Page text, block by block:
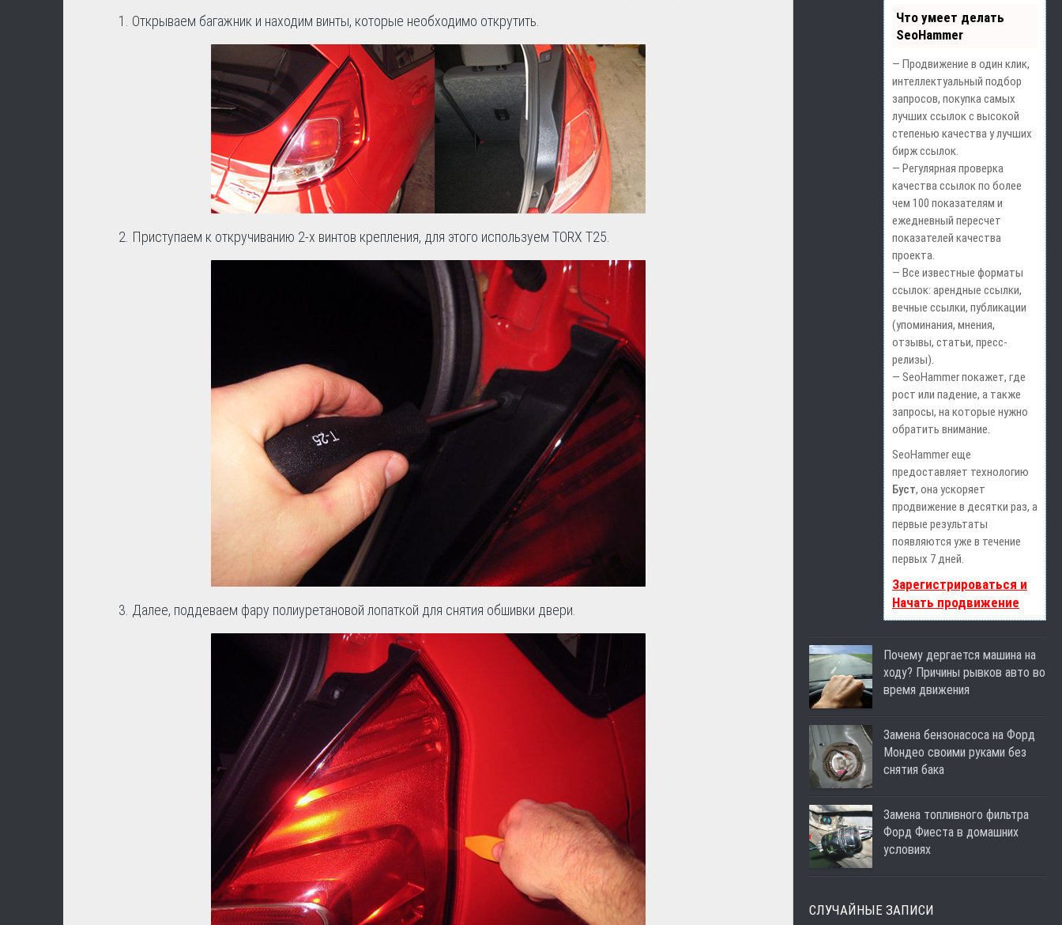
1. Открываем багажник и находим винты, которые необходимо открутить.
2. Приступаем к откручиванию 2-х винтов крепления, для этого используем TORX Т25.
3. Далее, поддеваем фару полиуретановой лопаткой для снятия обшивки двери.
Что умеет делать
SeoHammer
— Продвижение в один клик,
интеллектуальный подбор
запросов, покупка самых
лучших ссылок с высокой
степенью качества у лучших
бирж ссылок.
— Регулярная проверка
качества ссылок по более
чем 100 показателям и
ежедневный пересчет
показателей качества
проекта.
— Все известные форматы
ссылок: арендные ссылки,
вечные ссылки, публикации
(упоминания, мнения,
отзывы, статьи, пресс-
релизы).
— SeoHammer покажет, где
рост или падение, а также
запросы, на которые нужно
обратить внимание.
SeoHammer еще
предоставляет технологию
Буст, она ускоряет
продвижение в десятки раз, а
первые результаты
появляются уже в течение
первых 7 дней.
Зарегистрироваться и
Начать продвижение
Почему дергается машина на
ходу? Причины рывков авто во
время движения
Замена бензонасоса на Форд
Мондео своими руками без
снятия бака
Замена топливного фильтра
Форд Фиеста в домашних
условиях
СЛУЧАЙНЫЕ ЗАПИСИ